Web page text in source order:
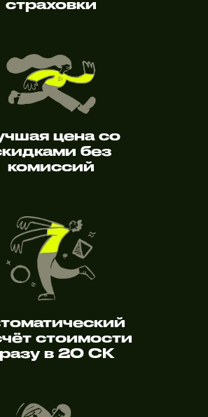
страховки
цена со
без
комиссий
стоимости
в 20 СК